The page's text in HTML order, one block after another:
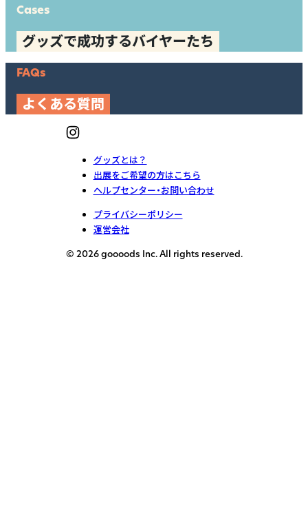
Cases
グッズで成功するバイヤーたち
FAQs
よくある質問
グッズとは？
出展をご希望の方はこちら
ヘルプセンター・お問い合わせ
プライバシーポリシー
運営会社
© 2026 goooods Inc. All rights reserved.